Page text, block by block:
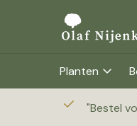
Planten
"Bestel